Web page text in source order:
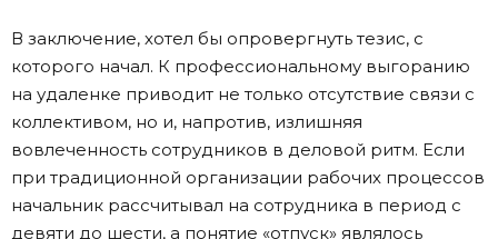
В заключение, хотел бы опровергнуть тезис, с
которого начал. К профессиональному выгоранию
на удаленке приводит не только отсутствие связи с
коллективом, но и, напротив, излишняя
вовлеченность сотрудников в деловой ритм. Если
при традиционной организации рабочих процессов
начальник рассчитывал на сотрудника в период с
девяти до шести, а понятие «отпуск» являлось